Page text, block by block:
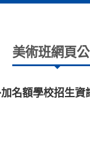
美術班網頁
名額學校招生資